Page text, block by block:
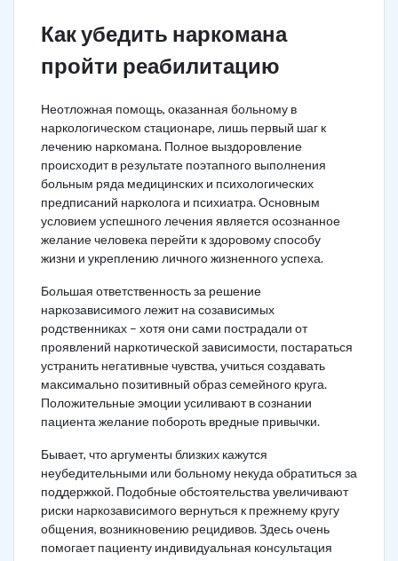
Как убедить наркомана
пройти реабилитацию
Неотложная помощь, оказанная больному в
наркологическом стационаре, лишь первый шаг к
лечению наркомана. Полное выздоровление
происходит в результате поэтапного выполнения
больным ряда медицинских и психологических
предписаний нарколога и психиатра. Основным
условием успешного лечения является осознанное
желание человека перейти к здоровому способу
жизни и укреплению личного жизненного успеха.
Большая ответственность за решение
наркозависимого лежит на созависимых
родственниках – хотя они сами пострадали от
проявлений наркотической зависимости, постараться
устранить негативные чувства, учиться создавать
максимально позитивный образ семейного круга.
Положительные эмоции усиливают в сознании
пациента желание побороть вредные привычки.
Бывает, что аргументы близких кажутся
неубедительными или больному некуда обратиться за
поддержкой. Подобные обстоятельства увеличивают
риски наркозависимого вернуться к прежнему кругу
общения, возникновению рецидивов. Здесь очень
помогает пациенту индивидуальная консультация